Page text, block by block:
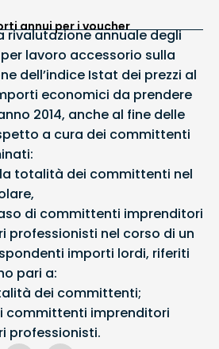
annui per i voucher
rivalutazione annuale degli
lavoro accessorio sulla
dell’indice Istat dei prezzi al
economici da prendere
2014, anche al fine delle
a cura dei committenti
totalità dei committenti nel
di committenti imprenditori
professionisti nel corso di un
importi lordi, riferiti
pari a:
dei committenti;
committenti imprenditori
professionisti.